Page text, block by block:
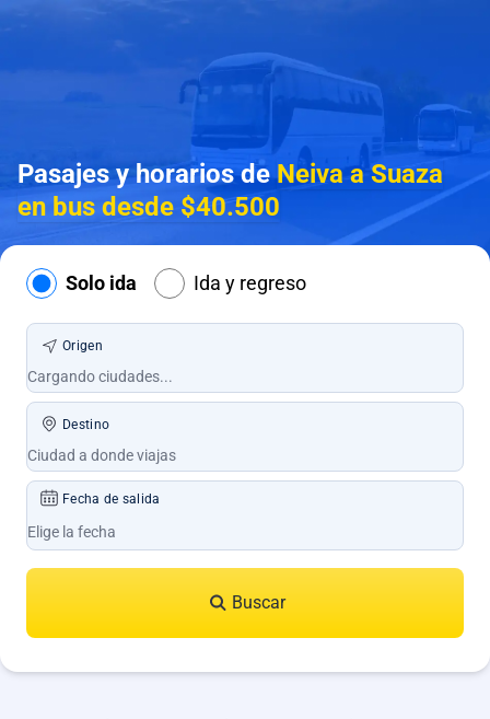
Pasajes y horarios deNeiva a Suaza
en bus desde $40.500
Solo ida Ida y regreso
Origen
Destino
Fecha de salida
Buscar